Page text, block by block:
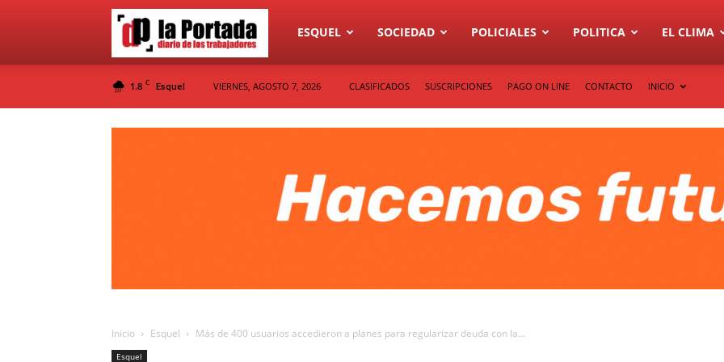
Diario
La
ESQUEL SOCIEDAD POLICIALES POLITICA EL CLIMA
1.8 C Esquel VIERNES, AGOSTO 7, 2026 CLASIFICADOS SUSCRIPCIONES PAGO ON LINE CONTACTO INICIO
Inicio Esquel Más de 400 usuarios accedieron a planes para regularizar deuda con la...
Esquel